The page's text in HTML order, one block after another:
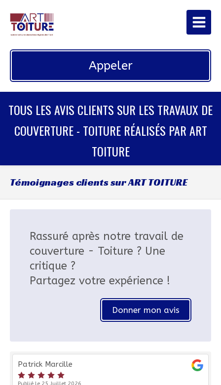
Appeler
TOUS LES AVIS CLIENTS SUR LES TRAVAUX DE
COUVERTURE - TOITURE RÉALISÉS PAR ART
TOITURE
Témoignages clients sur ART TOITURE
Rassuré après notre travail de
couverture - Toiture ? Une
critique ?
Partagez votre expérience !
Donner mon avis
Patrick Marcille